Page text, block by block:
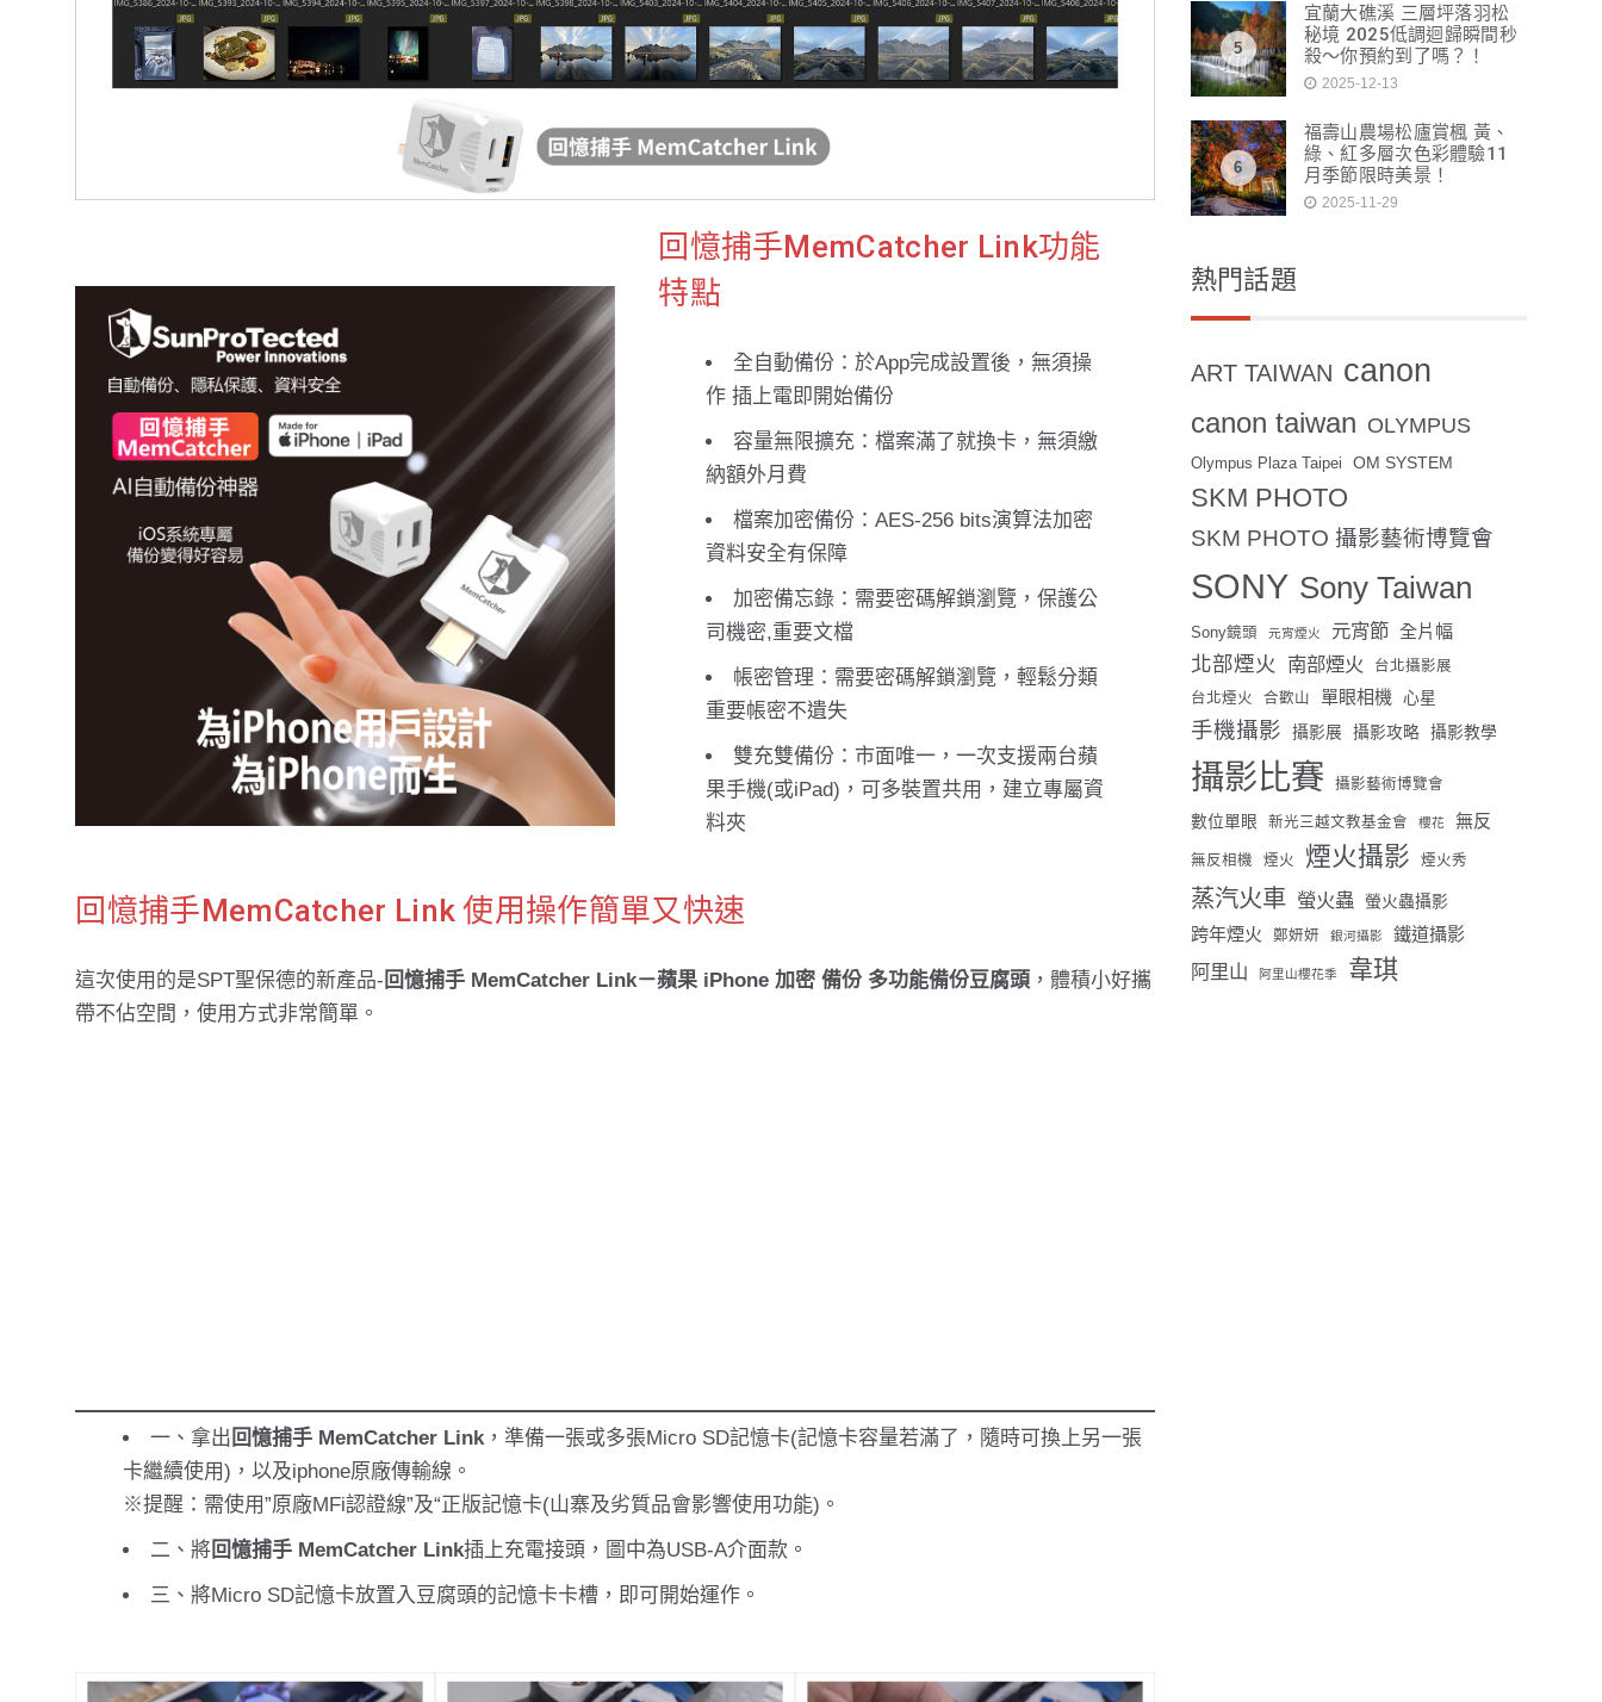
回憶捕手MemCatcher Link功能
特點
全自動備份：於App完成設置後，無須操
作 插上電即開始備份
容量無限擴充：檔案滿了就換卡，無須繳
納額外月費
檔案加密備份：AES-256 bits演算法加密
資料安全有保障
加密備忘錄：需要密碼解鎖瀏覽，保護公
司機密,重要文檔
帳密管理：需要密碼解鎖瀏覽，輕鬆分類
重要帳密不遺失
雙充雙備份：市面唯一，一次支援兩台蘋
果手機(或iPad)，可多裝置共用，建立專屬資
料夾
回憶捕手MemCatcher Link 使用操作簡單又快速
這次使用的是SPT聖保德的新產品- 回憶捕手 MemCatcher Link－蘋果 iPhone 加密 備份 多功能備份豆腐頭 ，體積小好攜
帶不佔空間，使用方式非常簡單。
一、拿出 回憶捕手 MemCatcher Link，準備一張或多張Micro SD記憶卡(記憶卡容量若滿了，隨時可換上另一張
卡繼續使用)，以及iphone原廠傳輸線。
※提醒：需使用”原廠MFi認證線”及“正版記憶卡(山寨及劣質品會影響使用功能)。
二、將回憶捕手 MemCatcher Link插上充電接頭，圖中為USB-A介面款。
三、將Micro SD記憶卡放置入豆腐頭的記憶卡卡槽，即可開始運作。
5
宜蘭大礁溪 三層坪落羽松
秘境 2025低調迴歸瞬間秒
殺～你預約到了嗎？！
2025-12-13
6
福壽山農場松廬賞楓 黃、
綠、紅多層次色彩體驗11
月季節限時美景！
2025-11-29
熱門話題
ART TAIWAN canon
canon taiwan OLYMPUS
Olympus Plaza Taipei OM SYSTEM
SKM PHOTO
SKM PHOTO 攝影藝術博覽會
SONY Sony Taiwan
Sony鏡頭 元宵煙火 元宵節 全片幅
北部煙火 南部煙火
台北攝影展
台北煙火
合歡山 單眼相機 心星
手機攝影 攝影展 攝影攻略 攝影教學
攝影比賽 攝影藝術博覽會
數位單眼 新光三越文教基金會 櫻花 無反
無反相機 煙火 煙火攝影 煙火秀
蒸汽火車 螢火蟲 螢火蟲攝影
跨年煙火 鄭妍妍 銀河攝影 鐵道攝影
阿里山 阿里山櫻花季 韋琪